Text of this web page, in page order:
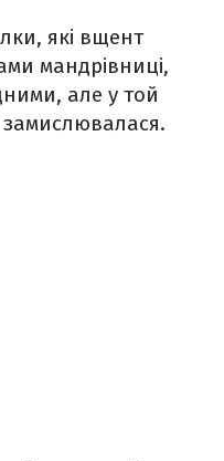
які вщент
мандрівниці,
але у той